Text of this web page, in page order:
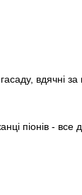
вдячні
піонів -